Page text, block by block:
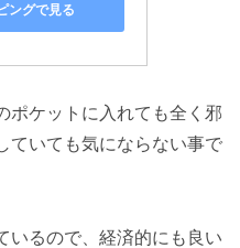
ングで見る
ポケットに入れても全く邪
ていても気にならない事で
いるので、経済的にも良い